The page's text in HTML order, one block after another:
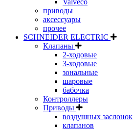
приводы
аксессуары
прочее
SCHNEIDER ELECTRIC
Клапаны
2-ходовые
3-ходовые
зональные
шаровые
бабочка
Контроллеры
Приводы
воздушных заслонок
клапанов